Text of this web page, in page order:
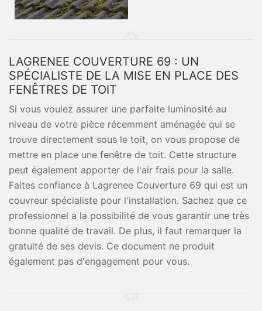
LAGRENEE COUVERTURE 69 : UN
SPÉCIALISTE DE LA MISE EN PLACE DES
FENÊTRES DE TOIT
Si vous voulez assurer une parfaite luminosité au
niveau de votre pièce récemment aménagée qui se
trouve directement sous le toit, on vous propose de
mettre en place une fenêtre de toit. Cette structure
peut également apporter de l'air frais pour la salle.
Faites confiance à Lagrenee Couverture 69 qui est un
couvreur spécialiste pour l'installation. Sachez que ce
professionnel a la possibilité de vous garantir une très
bonne qualité de travail. De plus, il faut remarquer la
gratuité de ses devis. Ce document ne produit
également pas d'engagement pour vous.